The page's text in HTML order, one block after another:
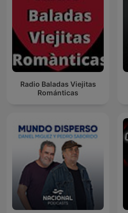
Radio Baladas Viejitas
Románticas